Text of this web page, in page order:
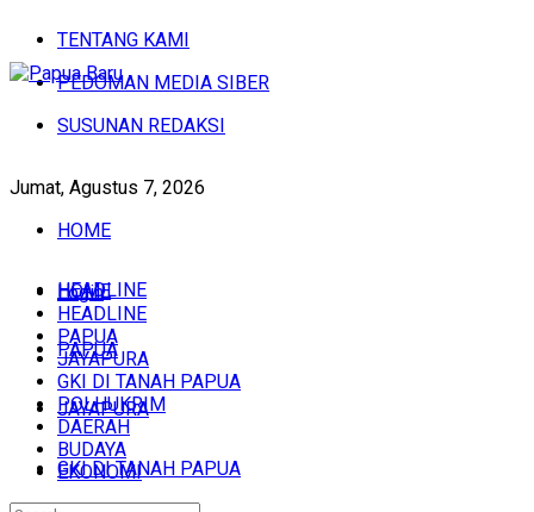
TENTANG KAMI
PEDOMAN MEDIA SIBER
SUSUNAN REDAKSI
Jumat, Agustus 7, 2026
Login
HOME
HEADLINE
PAPUA
JAYAPURA
GKI DI TANAH PAPUA
HOME
HEADLINE
PAPUA
JAYAPURA
GKI DI TANAH PAPUA
POLHUKRIM
DAERAH
BUDAYA
EKONOMI